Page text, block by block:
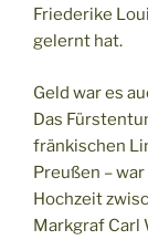
Friederike
gelernt hat.
Geld war es
Das
fränkischen
Preußen –
Hochzeit
Markgraf Carl